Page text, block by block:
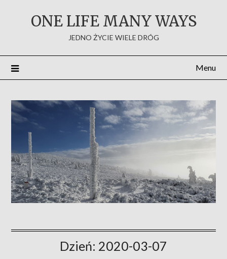
ONE LIFE MANY WAYS
JEDNO ŻYCIE WIELE DRÓG
Menu
Dzień: 2020-03-07